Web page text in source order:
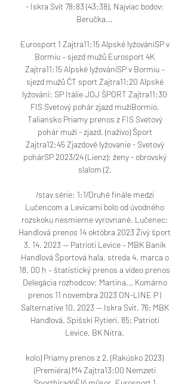
- Iskra Svit 78:83 (43:38). Najviac bodov:
Beručka...
Eurosport 1 Zajtra11:15 Alpské lyžováníSP v
Bormiu – sjezd mužů Eurosport 4K
Zajtra11:15 Alpské lyžováníSP v Bormiu –
sjezd mužů ČT sport Zajtra11:20 Alpské
lyžování: SP Itálie JOJ ŠPORT Zajtra11:30
FIS Svetový pohár zjazd mužiBormio,
Taliansko Priamy prenos z FIS Svetový
pohár muži - zjazd. (naživo) Šport
Zajtra12:45 Zjazdové lyžovanie - Svetový
pohárSP 2023/24 (Lienz): ženy - obrovský
slalom (2.
/stav série: 1:1/Druhé finále medzi
Lučencom a Levicami bolo od úvodného
rozskoku nesmierne vyrovnané. Lučenec:
Handlová prenos 14 októbra 2023 Živý šport
3. 14. 2023 — Patrioti Levice – MBK Baník
Handlová Športová hala, streda 4. marca o
18. 00 h – štatistický prenos a video prenos
Delegácia rozhodcov: Martina... Komárno
prenos 11 novembra 2023 ON-LINE P |
Salternative 10. 2023 — Iskra Svit. 76; MBK
Handlová. Spišskí Rytieri. 85; Patrioti
Levice. BK Nitra.
kolo) Priamy prenos z 2. (Rakúsko 2023)
(Premiéra) M4 Zajtra13:00 Nemzeti